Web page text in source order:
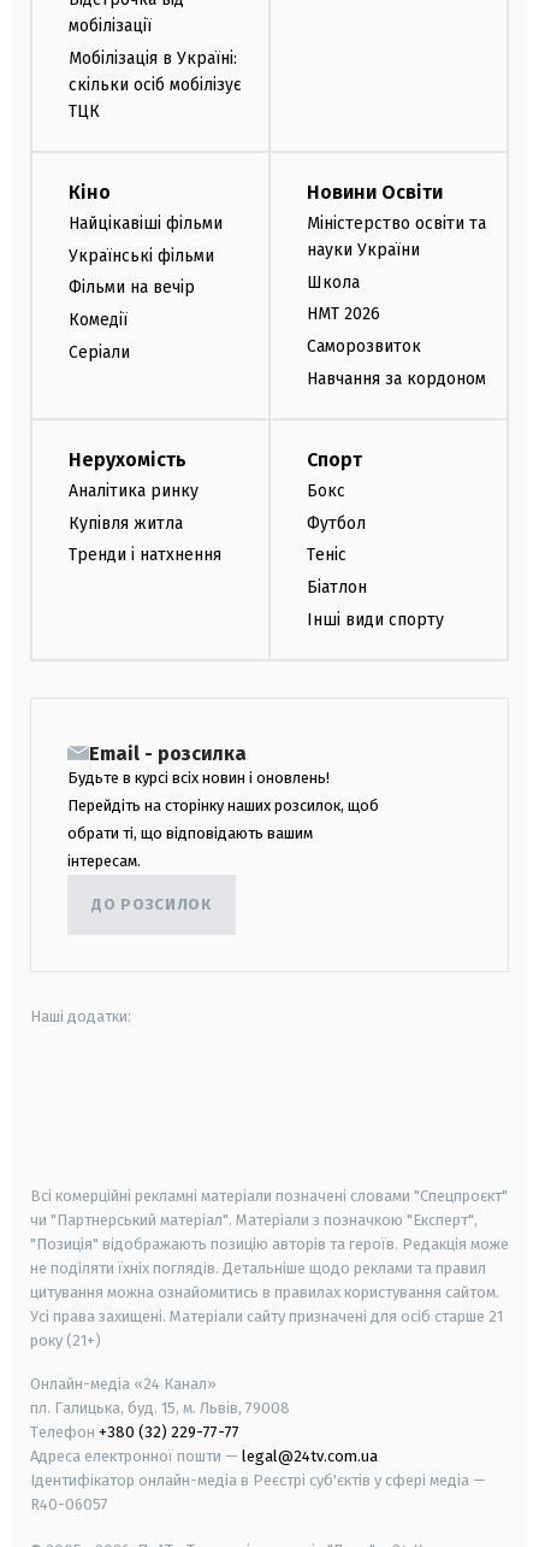
мобілізації
Мобілізація в Україні:
скільки осіб мобілізує
ТЦК
Кіно
Найцікавіші фільми
Українські фільми
Фільми на вечір
Комедії
Серіали
Новини Освіти
Міністерство освіти та
науки України
Школа
НМТ 2026
Саморозвиток
Навчання за кордоном
Нерухомість
Аналітика ринку
Купівля житла
Тренди і натхнення
Спорт
Бокс
Футбол
Теніс
Біатлон
Інші види спорту
Email - розсилка
Будьте в курсі всіх новин і оновлень!
Перейдіть на сторінку наших розсилок, щоб
обрати ті, що відповідають вашим
інтересам.
ДО РОЗСИЛОК
Наші додатки:
Всі комерційні рекламні матеріали позначені словами "Спецпроєкт"
чи "Партнерський матеріал". Матеріали з позначкою "Експерт",
"Позиція" відображають позицію авторів та героїв. Редакція може
не поділяти їхніх поглядів. Детальніше щодо реклами та правил
цитування можна ознайомитись в правилах користування сайтом.
Усі права захищені. Матеріали сайту призначені для осіб старше 21
року (21+)
Онлайн-медіа «24 Канал»
пл. Галицька, буд. 15, м. Львів, 79008
Телефон +380 (32) 229-77-77
Адреса електронної пошти — legal@24tv.com.ua
Ідентифікатор онлайн-медіа в Реєстрі суб'єктів у сфері медіа —
R40-06057